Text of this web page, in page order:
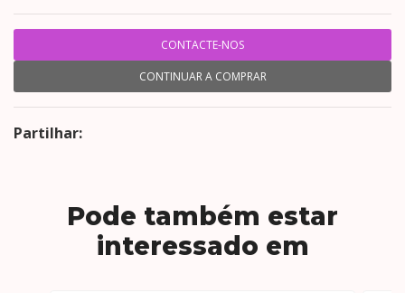
CONTACTE-NOS
CONTINUAR A COMPRAR
Partilhar:
Pode também estar
interessado em